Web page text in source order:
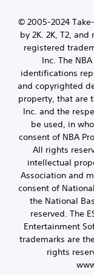
© 2005-2024
by 2K. 2K, T2,
registered
Inc. The
identifications
and copyrighted
property, that are
Inc. and the
be used, in
consent of NBA
All rights
intellectual
Association and
consent of
the National
reserved. The
Entertainment
trademarks are
rights